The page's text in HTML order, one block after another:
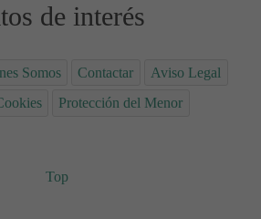
de interés
Somos Contactar
Aviso Legal
Protección del Menor
Top